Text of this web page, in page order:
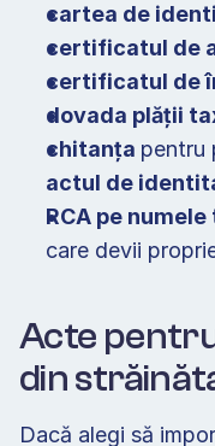
cartea de
certificatul de
certificatul de
dovada plății
chitanța
actul de
RCA pe numele
care devii
Acte
din
Dacă alegi să